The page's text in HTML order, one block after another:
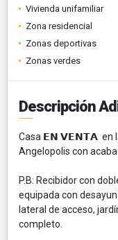
Vivienda unifamiliar
Zona residencial
Zonas deportivas
Zonas verdes
Descripción
Casa 𝗘𝗡 𝗩𝗘𝗡𝗧𝗔 en
Angelopolis con
P.B: Recibidor con
equipada con
lateral de acceso,
completo.